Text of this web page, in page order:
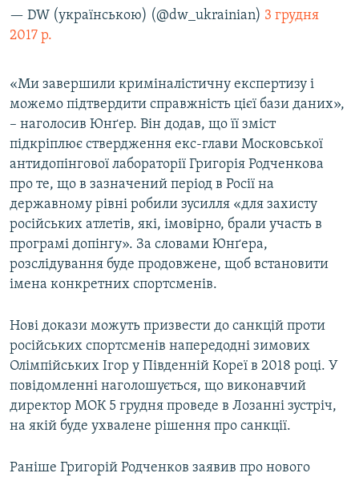
— DW (українською) (@dw_ukrainian) 3 грудня
2017 р.
«Ми завершили криміналістичну експертизу і
можемо підтвердити справжність цієї бази даних»,
– наголосив Юнґер. Він додав, що її зміст
підкріплює ствердження екс-глави Московської
антидопінгової лабораторії Григорія Родченкова
про те, що в зазначений період в Росії на
державному рівні робили зусилля «для захисту
російських атлетів, які, імовірно, брали участь в
програмі допінгу». За словами Юнґера,
розслідування буде продовжене, щоб встановити
імена конкретних спортсменів.
Нові докази можуть призвести до санкцій проти
російських спортсменів напередодні зимових
Олімпійських Ігор у Південній Кореї в 2018 році. У
повідомленні наголошується, що виконавчий
директор МОК 5 грудня проведе в Лозанні зустріч,
на якій буде ухвалене рішення про санкції.
Раніше Григорій Родченков заявив про нового